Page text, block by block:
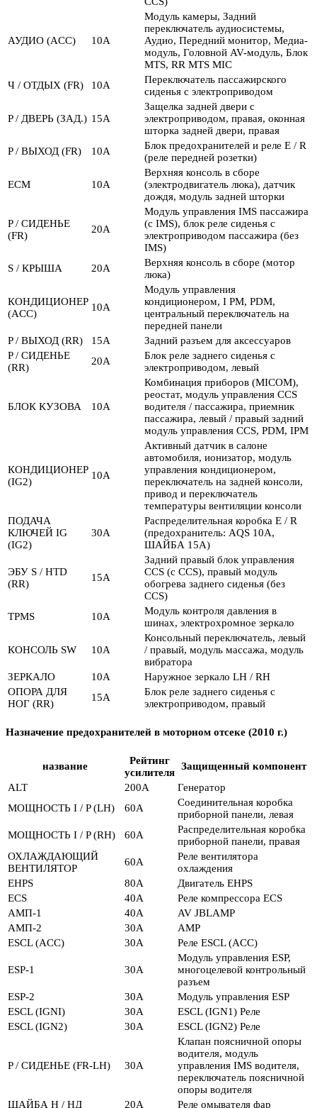
АУДИО (ACC) 10А
Модуль камеры, Задний
переключатель аудиосистемы,
Аудио, Передний монитор, Медиа-
модуль, Головной AV-модуль, Блок
MTS, RR MTS MIC
Ч / ОТДЫХ (FR)
10А
Переключатель пассажирского
сиденья с электроприводом
P / ДВЕРЬ (ЗАД.) 15А
Защелка задней двери с
электроприводом, правая, оконная
шторка задней двери, правая
P / ВЫХОД (FR)
10А
Блок предохранителей и реле E / R
(реле передней розетки)
ECM 10А
Верхняя консоль в сборе
(электродвигатель люка), датчик
дождя, модуль задней шторки
P / СИДЕНЬЕ
(FR)
20А
Модуль управления IMS пассажира
(с IMS), блок реле сиденья с
электроприводом пассажира (без
IMS)
S / КРЫША
20А
Верхняя консоль в сборе (мотор
люка)
КОНДИЦИОНЕР
(ACC)
10А
Модуль управления
кондиционером, I PM, PDM,
центральный переключатель на
передней панели
P / ВЫХОД (RR)
15А
Задний разъем для аксессуаров
P / СИДЕНЬЕ
(RR)
20А
Блок реле заднего сиденья с
электроприводом, левый
БЛОК КУЗОВА 10А
Комбинация приборов (MICOM),
реостат, модуль управления CCS
водителя / пассажира, приемник
пассажира, левый / правый задний
модуль управления CCS, PDM, IPM
КОНДИЦИОНЕР
(IG2)
10А
Активный датчик в салоне
автомобиля, ионизатор, модуль
управления кондиционером,
переключатель на задней консоли,
привод и переключатель
температуры вентиляции консоли
ПОДАЧА
КЛЮЧЕЙ IG
(IG2)
30А
Распределительная коробка E / R
(предохранитель: AQS 10A,
ШАЙБА 15A)
ЭБУ S / HTD
(RR)
15А
Задний правый блок управления
CCS (с CCS), правый модуль
обогрева заднего сиденья (без
CCS)
TPMS
10А
Модуль контроля давления в
шинах, электрохромное зеркало
КОНСОЛЬ SW 10А
Консольный переключатель, левый
/ правый, модуль массажа, модуль
вибратора
ЗЕРКАЛО
10А
Наружное зеркало LH / RH
ОПОРА ДЛЯ
НОГ (RR)
15А
Блок реле заднего сиденья с
электроприводом, правый
Назначение предохранителей в моторном отсеке (2010 г.)
название
Рейтинг
усилителя
Защищенный компонент
ALT
200А
Генератор
МОЩНОСТЬ I / P (LH)
60А
Соединительная коробка
приборной панели, левая
МОЩНОСТЬ I / P (RH)
60А
Распределительная коробка
приборной панели, правая
ОХЛАЖДАЮЩИЙ
ВЕНТИЛЯТОР
60А
Реле вентилятора
охлаждения
EHPS
80А
Двигатель EHPS
ECS
40А
Реле компрессора ECS
АМП-1
40А
AV JBLAMP
АМП-2
30А
AMP
ESCL (ACC)
30А Реле ESCL (ACC)
ESP-1 30А
Модуль управления ESP,
многоцелевой контрольный
разъем
ESP-2
30А
Модуль управления ESP
ESCL (IGNI)
30А
ESCL (IGN1) Реле
ESCL (IGN2)
30А ESCL (IGN2) Реле
P / СИДЕНЬЕ (FR-LH) 30А
Клапан поясничной опоры
водителя, модуль
управления IMS водителя,
переключатель поясничной
опоры водителя
ШАЙБА Н / НД
20А Реле омывателя фар